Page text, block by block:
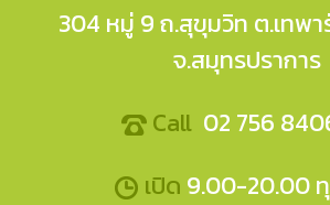
304 หมู่ 9 ถ.สุขุมวิท ต.เทพา
จ.สมุทรปราการ
Call 02 756
เปิด 9.00-20.00